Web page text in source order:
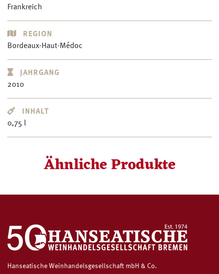
Frankreich
REGION
Bordeaux-Haut-Médoc
JAHRGANG
2010
INHALT
0,75 l
Ähnliche Produkte
Hanseatische Weinhandelsgesellschaft mbH & Co.